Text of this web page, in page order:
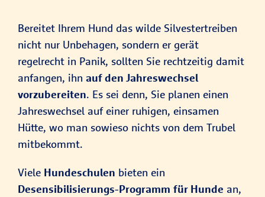
Bereitet Ihrem Hund das wilde Silvestertreiben
nicht nur Unbehagen, sondern er gerät
regelrecht in Panik, sollten Sie rechtzeitig damit
anfangen, ihn auf den Jahreswechsel
vorzubereiten. Es sei denn, Sie planen einen
Jahreswechsel auf einer ruhigen, einsamen
Hütte, wo man sowieso nichts von dem Trubel
mitbekommt.
Viele Hundeschulen bieten ein
Desensibilisierungs-Programm für Hunde an,